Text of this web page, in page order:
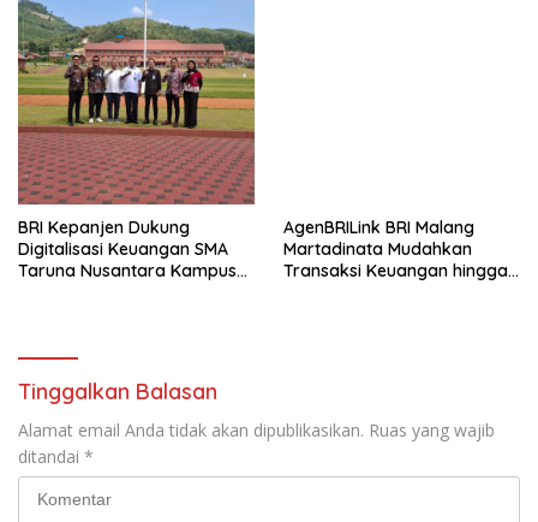
BRI Kepanjen Dukung
Digitalisasi Keuangan SMA
Taruna Nusantara Kampus
AgenBRILink BRI Malang
Martadinata Mudahkan
Transaksi Keuangan hingga
Tinggalkan Balasan
Alamat email Anda tidak akan dipublikasikan. Ruas yang wajib
ditandai *